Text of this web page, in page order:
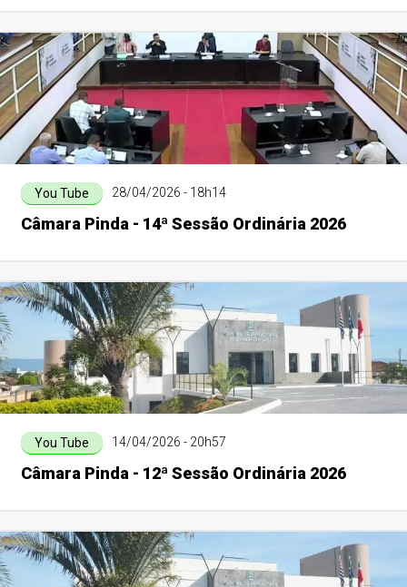
You Tube 28/04/2026 - 18h14
Câmara Pinda - 14ª Sessão Ordinária 2026
You Tube 14/04/2026 - 20h57
Câmara Pinda - 12ª Sessão Ordinária 2026